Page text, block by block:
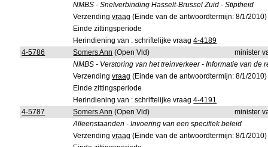
NMBS - Snelverbinding Hasselt-Brussel Zuid - Stiptheid
Verzendingvraag (Einde van de antwoordtermijn: 8/1/2010)
Einde zittingsperiode
Herindiening van : schriftelijke vraag4-4189
4-5786
Somers Ann (Open Vld)
minister
NMBS - Verstoring van het treinverkeer - Informatie van de
Verzendingvraag (Einde van de antwoordtermijn: 8/1/2010)
Einde zittingsperiode
Herindiening van : schriftelijke vraag4-4191
4-5787
Somers Ann (Open Vld)
minister
Alleenstaanden - Invoering van een specifiek beleid
Verzendingvraag (Einde van de antwoordtermijn: 8/1/2010)